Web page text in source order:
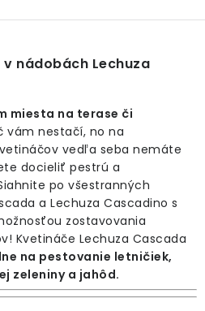
nádobách Lechuza
miesta na terase či
vám nestačí, no na
vedľa seba nemáte
docieliť pestrú a
po všestranných
a Lechuza Cascadino s
zostavovania
Kvetináče Lechuza Cascada
na pestovanie letničiek,
zeleniny a jahôd.